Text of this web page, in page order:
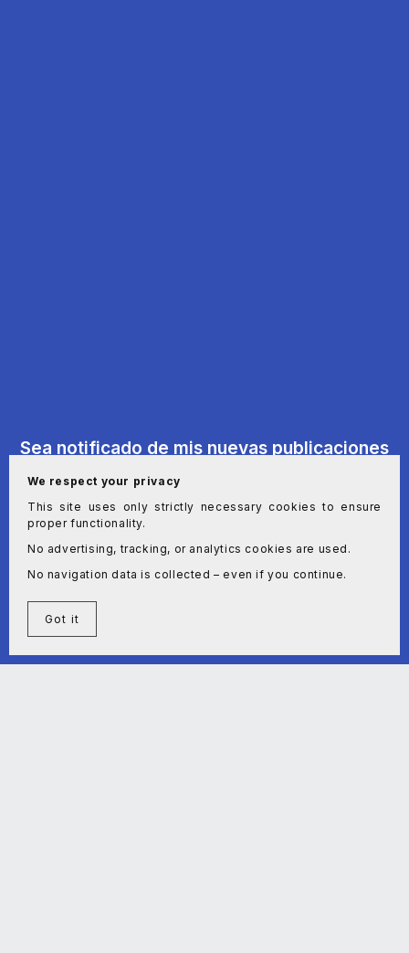
Sea notificado de mis nuevas publicaciones
Validar
We respect your privacy
This site uses only strictly necessary cookies to ensure
proper functionality.
No advertising, tracking, or analytics cookies are used.
No navigation data is collected – even if you continue.
Got it